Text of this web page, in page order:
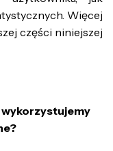
Więcej
części niniejszej
wykorzystujemy